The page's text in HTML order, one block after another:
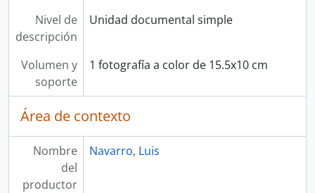
Nivel de
descripción
Unidad documental simple
Volumen y
soporte
1 fotografía a color de 15.5x10 cm
Área de contexto
Nombre
del
productor
Navarro, Luis